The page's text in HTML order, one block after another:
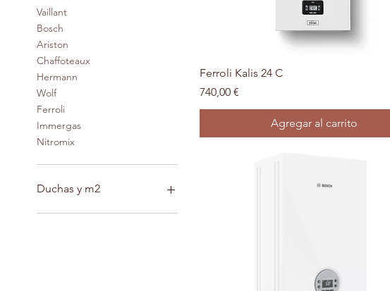
Vaillant
Bosch
Ariston
Chaffoteaux
Hermann
Wolf
Ferroli
Immergas
Nitromix
Duchas y m2
1 ducha y 90 m2
Ferroli Kalis 24 C
Precio
740,00 €
Agregar al carrito